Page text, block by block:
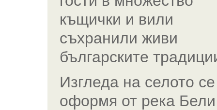
къщички и вили
съхранили живи
българските
Изгледа на селото се
оформя от река Бели